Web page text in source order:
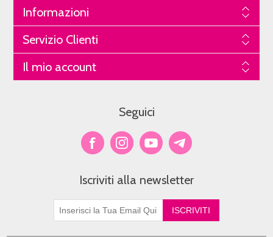
Informazioni
Servizio Clienti
Il mio account
Seguici
Iscriviti alla newsletter